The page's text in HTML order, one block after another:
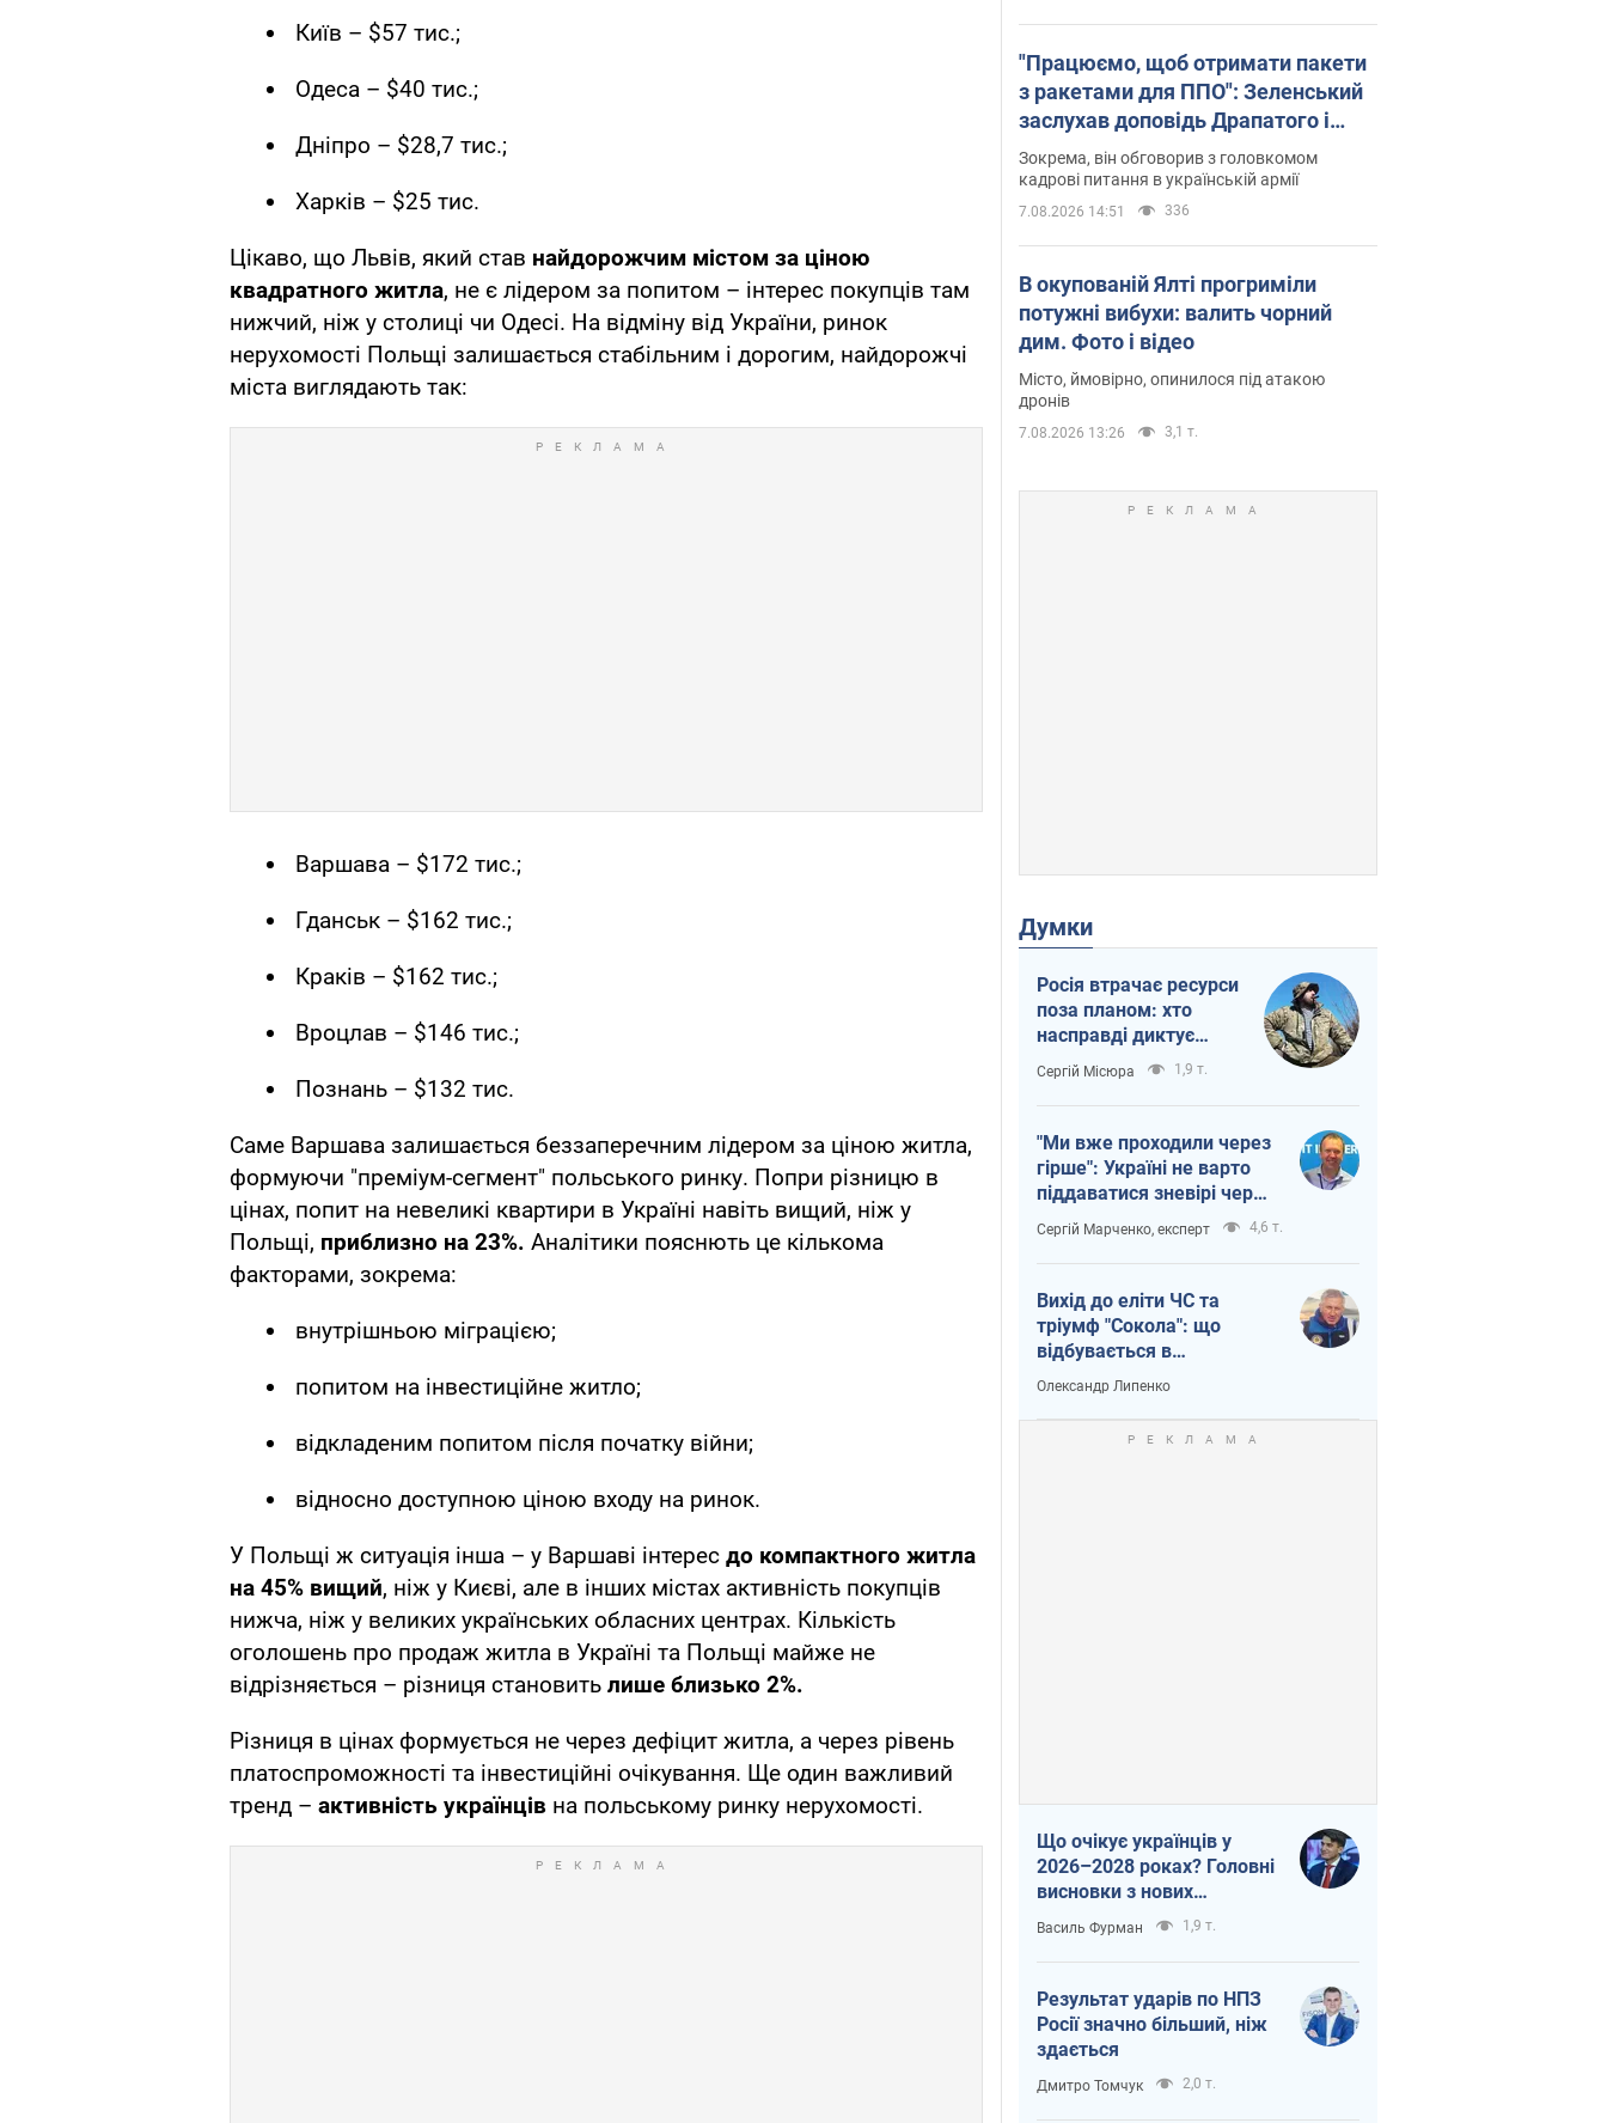
Київ – $57 тис.;
Одеса – $40 тис.;
Дніпро – $28,7 тис.;
Харків – $25 тис.
Цікаво, що Львів, який став найдорожчим містом за ціною
квадратного житла, не є лідером за попитом – інтерес покупців там
нижчий, ніж у столиці чи Одесі. На відміну від України, ринок
нерухомості Польщі залишається стабільним і дорогим, найдорожчі
міста виглядають так:
Варшава – $172 тис.;
Гданськ – $162 тис.;
Краків – $162 тис.;
Вроцлав – $146 тис.;
Познань – $132 тис.
Саме Варшава залишається беззаперечним лідером за ціною житла,
формуючи "преміум-сегмент" польського ринку. Попри різницю в
цінах, попит на невеликі квартири в Україні навіть вищий, ніж у
Польщі, приблизно на 23%. Аналітики пояснють це кількома
факторами, зокрема:
внутрішньою міграцією;
попитом на інвестиційне житло;
відкладеним попитом після початку війни;
відносно доступною ціною входу на ринок.
У Польщі ж ситуація інша – у Варшаві інтерес до компактного житла
на 45% вищий, ніж у Києві, але в інших містах активність покупців
нижча, ніж у великих українських обласних центрах. Кількість
оголошень про продаж житла в Україні та Польщі майже не
відрізняється – різниця становить лише близько 2%.
Різниця в цінах формується не через дефіцит житла, а через рівень
платоспроможності та інвестиційні очікування. Ще один важливий
тренд – активність українців на польському ринку нерухомості.
"Працюємо, щоб отримати пакети
з ракетами для ППО": Зеленський
заслухав доповідь Драпатого і
анонсував нові кроки
Зокрема, він обговорив з головкомом
кадрові питання в українській армії
7.08.2026 14:51 336
В окупованій Ялті прогриміли
потужні вибухи: валить чорний
дим. Фото і відео
Місто, ймовірно, опинилося під атакою
дронів
7.08.2026 13:26 3,1 т.
Думки
Росія втрачає ресурси
поза планом: хто
насправді диктує
темп війни
Сергій Місюра 1,9 т.
"Ми вже проходили через
гірше": Україні не варто
піддаватися зневірі через
ракетний терор
Сергій Марченко, експерт 4,6 т.
Вихід до еліти ЧС та
тріумф "Сокола": що
відбувається в
українському хокеї
Олександр Липенко
Що очікує українців у
2026–2028 роках? Головні
висновки з нових
прогнозів від НБУ
Василь Фурман 1,9 т.
Результат ударів по НПЗ
Росії значно більший, ніж
здається
Дмитро Томчук 2,0 т.